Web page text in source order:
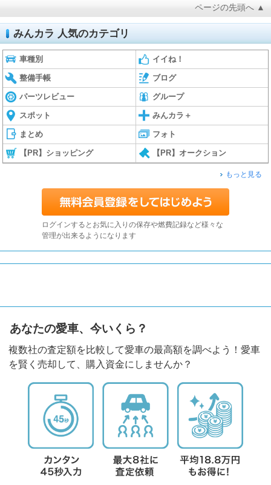
ページの先頭へ ▲
みんカラ 人気のカテゴリ
車種別 イイね！
整備手帳 ブログ
パーツレビュー グループ
スポット みんカラ＋
まとめ フォト
【PR】ショッピング 【PR】オークション
もっと見る
ログインするとお気に入りの保存や燃費記録など様々な
管理が出来るようになります
あなたの愛車、今いくら？
複数社の査定額を比較して愛車の最高額を調べよう！愛車
を賢く売却して、購入資金にしませんか？